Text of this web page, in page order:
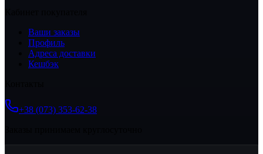
Ваши заказы
Профиль
Адреса доставки
Кешбэк
+38 (073) 353-62-38